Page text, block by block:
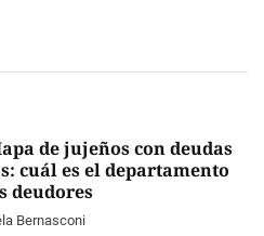
de jujeños con deudas
cuál es el departamento
deudores
Bernasconi